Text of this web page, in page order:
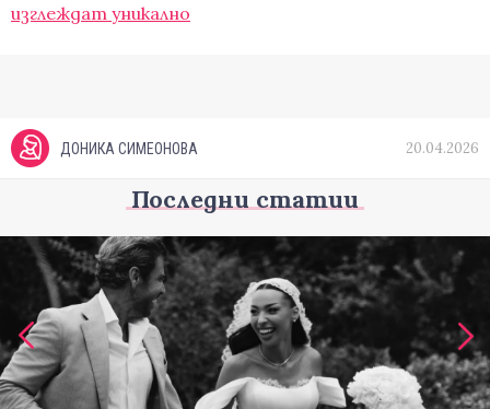
изглеждат уникално
ДОНИКА СИМЕОНОВА 20.04.2026
Последни статии